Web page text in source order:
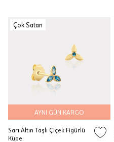
Çok Satan
AYNI GÜN KARGO
Sarı Altın Taşlı Çiçek Figürlü
Küpe